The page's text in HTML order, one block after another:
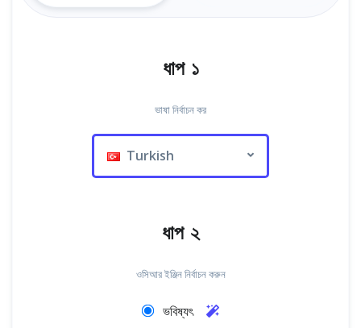
ধাপ ১
ভাষা নির্বাচন কর
Turkish
ধাপ ২
ওসিআর ইঞ্জিন নির্বাচন করুন
ভবিষ্যৎ